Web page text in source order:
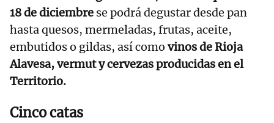
18 de diciembre se podrá degustar desde pan
hasta quesos, mermeladas, frutas, aceite,
embutidos o gildas, así como vinos de Rioja
Alavesa, vermut y cervezas producidas en el
Territorio.
Cinco catas